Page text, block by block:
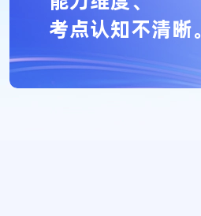
考点认知不清晰。